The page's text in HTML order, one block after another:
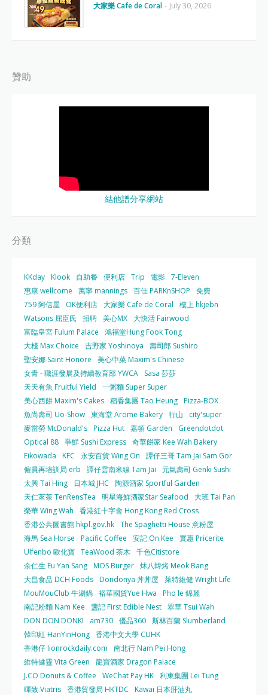
大家樂 Cafe de Coral - July 30, 2026
贊助
結他譜分享網站
分類
KKday Klook 自助餐 便利店 Trip 電影 7-Eleven
惠康 wellcome
萬寧 mannings 百佳 PARKnSHOP
免費
759 阿信屋
OK便利店 大家樂 Cafe de Coral
樓上 hkjebn
Watsons 屈臣氏
招聘 美心MX 大快活 Fairwood
富臨皇宮 Fulum Palace
鴻福堂Hung Fook Tong
大棧 Max Choice
吉野家 Yoshinoya
壽司郎 Sushiro
聖安娜 Saint Honore
美心中菜 Maxim's Chinese
女青 - 職涯發展及持續教育部 YWCA
Sasa 莎莎
天天有魚 Fruitful Yield
一粥麵 Super Super
美心西餅 Maxim's Cakes 稻香集團 Tao Heung Pizza-BOX
魚尚壽司 Uo-Show 東海堂 Arome Bakery 行山
city'super
麥當勞 McDonald's Pizza Hut 嘉頓 Garden
Greendotdot
Optical 88 爭鮮 Sushi Express 奇華餅家 Kee Wah Bakery
Eikowada
KFC 永安百貨 Wing On
譚仔三哥 Tam Jai Sam Gor
僱員再培訓局 erb
譚仔雲南米線 Tam Jai
元氣壽司 Genki Sushi
太興 Tai Hing
日本城 JHC
陶源酒家 Sportful Garden
天仁茗茶 TenRensTea
明星海鮮酒家Star Seafood
大班 Tai Pan
榮華 Wing Wah
香港紅十字會 Hong Kong Red Cross
香港公共圖書館 hkpl.gov.hk The Spaghetti House 意粉屋
海馬 Sea Horse
Pacific Coffee 安記 On Kee
實惠 Pricerite
Ulfenbo 歐化寶 TeaWood 茶木 千色Citistore
余仁生 Eu Yan Sang MOS Burger 炑八韓烤 Meok Bang
大昌食品 DCH Foods Dondonya 丼丼屋
萊特維健 Wright Life
MouMouClub 牛涮鍋 裕華國貨Yue Hwa
Pho le 錦麗
南記粉麵 Nam Kee
盞記 First Edible Nest 翠華 Tsui Wah
DON DON DONKI
am730 優品360 斯林百蘭 Slumberland
韓印紅 HanYinHong 香港中文大學 CUHK
香港仔 lionrockdaily.com
南北行 Nam Pei Hong
維特健靈 Vita Green
龍寶酒家 Dragon Palace
J.CO Donuts & Coffee
WeChat Pay HK 利東集團 Lei Tung
暉致 Viatris 香港貿發局 HKTDC Kawai 日本肝油丸